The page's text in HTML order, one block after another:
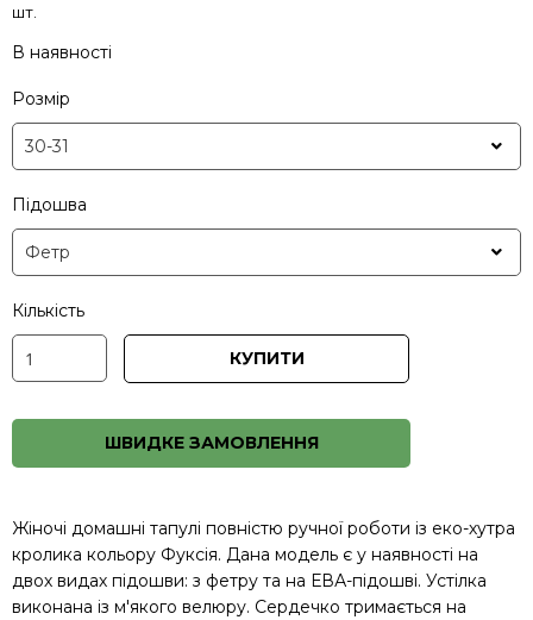
шт.
В наявності
Розмір
Підошва
Кількість
КУПИТИ
ШВИДКЕ ЗАМОВЛЕННЯ
Жіночі домашні тапулі повністю ручної роботи із еко-хутра
кролика кольору Фуксія. Дана модель є у наявності на
двох видах підошви: з фетру та на ЕВА-підошві. Устілка
виконана із м'якого велюру. Сердечко тримається на